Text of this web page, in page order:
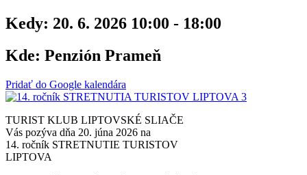
Kedy: 20. 6. 2026 10:00 - 18:00
Kde: Penzión Prameň
Pridať do Google kalendára
TURIST KLUB LIPTOVSKÉ SLIAČE
Vás pozýva dňa 20. júna 2026 na
14. ročník STRETNUTIE TURISTOV
LIPTOVA